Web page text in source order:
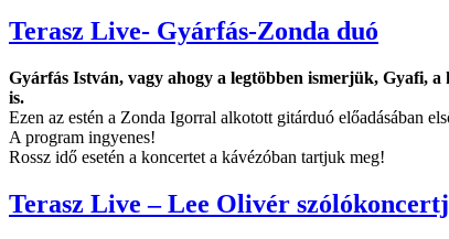
Terasz Live- Gyárfás-Zonda duó
Gyárfás István, vagy ahogy a legtöbben ismerjük, Gyafi, a
is.
Ezen az estén a Zonda Igorral alkotott gitárduó előadásában
A program ingyenes!
Rossz idő esetén a koncertet a kávézóban tartjuk meg!
Terasz Live – Lee Olivér